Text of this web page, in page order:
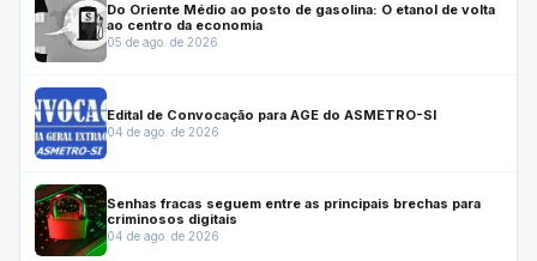
Do Oriente Médio ao posto de gasolina: O etanol de volta
ao centro da economia
05 de ago. de 2026
Edital de Convocação para AGE do ASMETRO-SI
04 de ago. de 2026
Senhas fracas seguem entre as principais brechas para
criminosos digitais
04 de ago. de 2026